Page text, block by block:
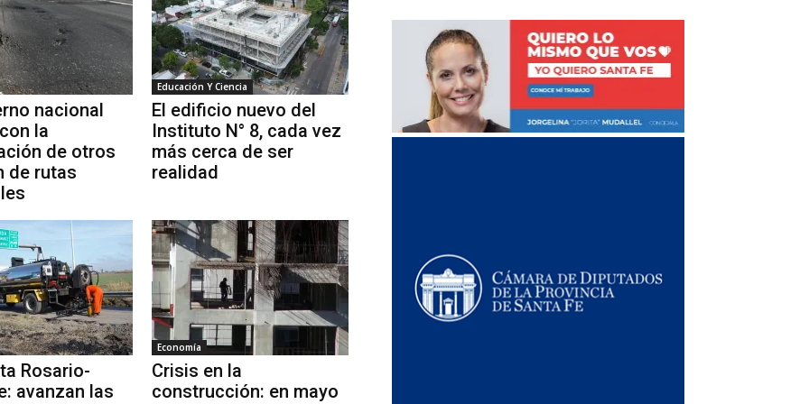
nacional
la
de otros
de rutas
Educación Y Ciencia
El edificio nuevo del
Instituto N° 8, cada vez
más cerca de ser
realidad
Rosario-
avanzan las
Economía
Crisis en la
construcción: en mayo